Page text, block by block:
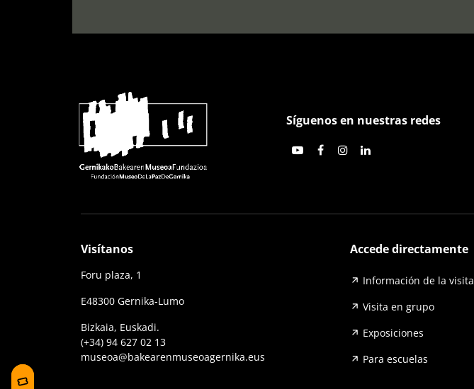
Síguenos en nuestras redes
Visítanos
Foru plaza, 1
E48300 Gernika-Lumo
Bizkaia, Euskadi.
(+34) 94 627 02 13
museoa@bakearenmuseoagernika.eus
Accede directamente
Información de la visita
Visita en grupo
Exposiciones
Para escuelas